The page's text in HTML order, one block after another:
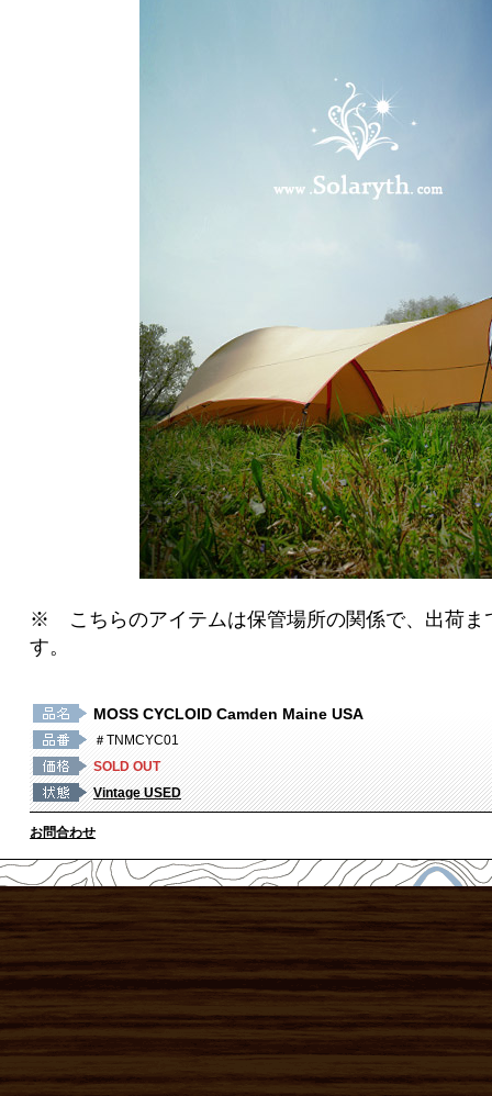
※ こちらのアイテムは保管場所の関係で、出荷ま
す。
MOSS CYCLOID Camden Maine USA
＃TNMCYC01
SOLD OUT
Vintage USED
お問合わせ